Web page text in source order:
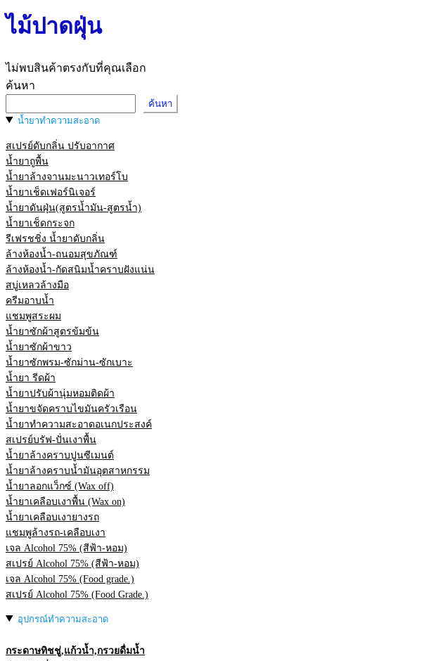
ไม้ปาดฝุ่น
ไม่พบสินค้าตรงกับที่คุณเลือก
ค้นหา
ค้นหา
น้ำยาทำความสะอาด
สเปรย์ดับกลิ่น ปรับอากาศ
น้ำยาถูพื้น
น้ำยาล้างจานมะนาวเทอร์โบ
น้ำยาเช็ดเฟอร์นิเจอร์
น้ำยาดันฝุ่น(สูตรน้ำมัน-สูตรน้ำ)
น้ำยาเช็ดกระจก
รีเฟรชชิ่ง น้ำยาดับกลิ่น
ล้างห้องน้ำ-ถนอมสุขภัณฑ์
ล้างห้องน้ำ-กัดสนิมน้ำคราบฝังแน่น
สบู่เหลวล้างมือ
ครีมอาบน้ำ
แชมพูสระผม
น้ำยาซักผ้าสูตรข้มข้น
น้ำยาซักผ้าขาว
น้ำยาซักพรม-ซักม่าน-ซักเบาะ
น้ำยา รีดผ้า
น้ำยาปรับผ้านุ่มหอมติดผ้า
น้ำยาขจัดคราบไขมันครัวเรือน
น้ำยาทำความสะอาดอเนกประสงค์
สเปรย์บรัฟ-ปั่นเงาพื้น
น้ำยาล้างคราบปูนซีเมนต์
น้ำยาล้างคราบน้ำมันอุตสาหกรรม
น้ำยาลอกแว็กซ์ (Wax off)
น้ำยาเคลือบเงาพื้น (Wax on)
น้ำยาเคลือบเงายางรถ
แชมพูล้างรถ-เคลือบเงา
เจล Alcohol 75% (สีฟ้า-หอม)
สเปรย์ Alcohol 75% (สีฟ้า-หอม)
เจล Alcohol 75% (Food grade.)
สเปรย์ Alcohol 75% (Food Grade.)
อุปกรณ์ทำความสะอาด
กระดาษทิชชู่,แก้วน้ำ,กรวยดื่มน้ำ